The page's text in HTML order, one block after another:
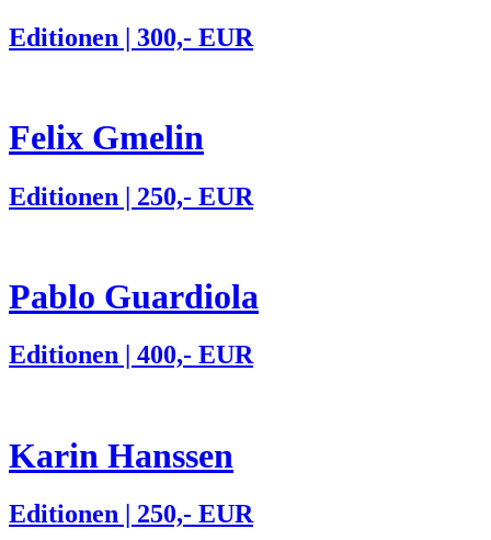
Editionen | 300,- EUR
Felix Gmelin
Editionen | 250,- EUR
Pablo Guardiola
Editionen | 400,- EUR
Karin Hanssen
Editionen | 250,- EUR